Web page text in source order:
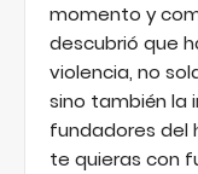
momento y
descubrió que
violencia, no
sino también la
fundadores del
te quieras con